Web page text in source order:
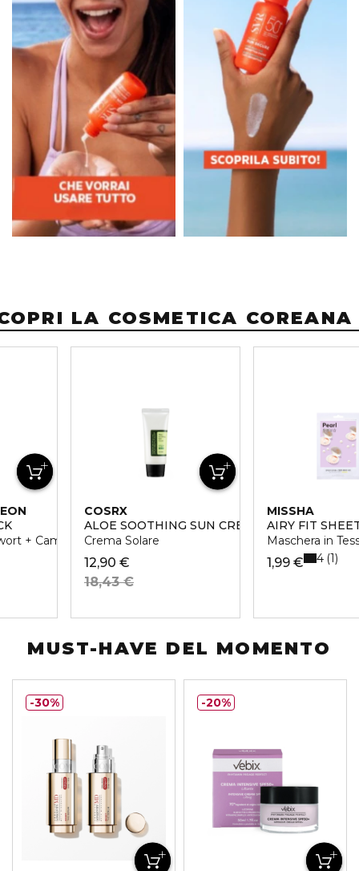
LA COSMETICA COREANA
+ Camelia
COSRX
ALOE SOOTHING SUN CREAM SPF50
Crema Solare
12,90 €
18,43 €
MISSHA
AIRY FIT
Maschera in
1,99 € 4 1
MUST-HAVE DEL MOMENTO
30% 20%